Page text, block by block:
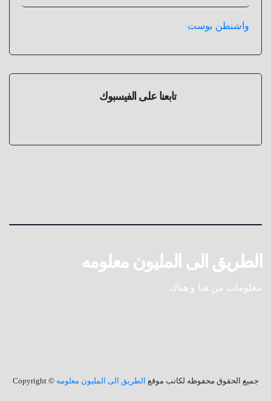
واشنطن بوست
تابعنا على الفيسبوك
الطريق الى المليون معلومه
معلومات من هنا و هناك
جميع الحقوق محفوظه لكاتب موقع الطريق الى المليون معلومه © Copyright